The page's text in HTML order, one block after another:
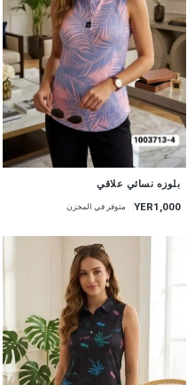
بلوزه نسائي علاقي
YER1,000 متوفر في المخزن